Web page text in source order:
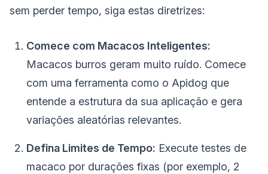
sem perder tempo, siga estas diretrizes:
Comece com Macacos Inteligentes:
Macacos burros geram muito ruído. Comece
com uma ferramenta como o Apidog que
entende a estrutura da sua aplicação e gera
variações aleatórias relevantes.
Defina Limites de Tempo: Execute testes de
macaco por durações fixas (por exemplo, 2